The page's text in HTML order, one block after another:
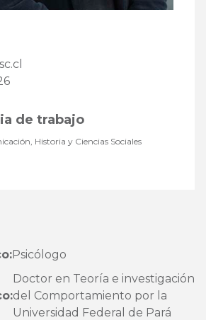
de trabajo
Historia y Ciencias Sociales
Psicólogo
Doctor en Teoría e investigación
del Comportamiento por la
Universidad Federal de Pará